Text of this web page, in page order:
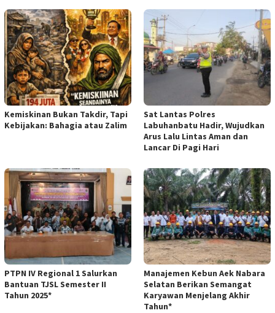
Kemiskinan Bukan Takdir, Tapi
Kebijakan: Bahagia atau Zalim
Sat Lantas Polres
Labuhanbatu Hadir, Wujudkan
Arus Lalu Lintas Aman dan
Lancar Di Pagi Hari
PTPN IV Regional 1 Salurkan
Bantuan TJSL Semester II
Tahun 2025*
Manajemen Kebun Aek Nabara
Selatan Berikan Semangat
Karyawan Menjelang Akhir
Tahun*